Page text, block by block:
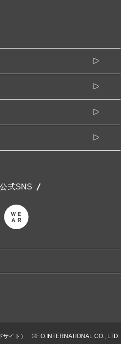
式SNS
イト） ©F.O.INTERNATIONAL CO., LTD.